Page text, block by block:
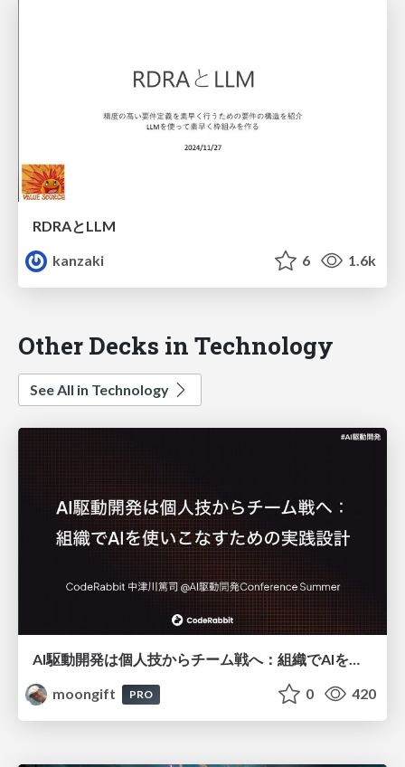
RDRAとLLM
kanzaki
6 1.6k
Other Decks in Technology
See All in Technology
AI駆動開発は個人技からチーム戦へ：組織でAIを使いこなすための実践設計
moongift
PRO 0 420